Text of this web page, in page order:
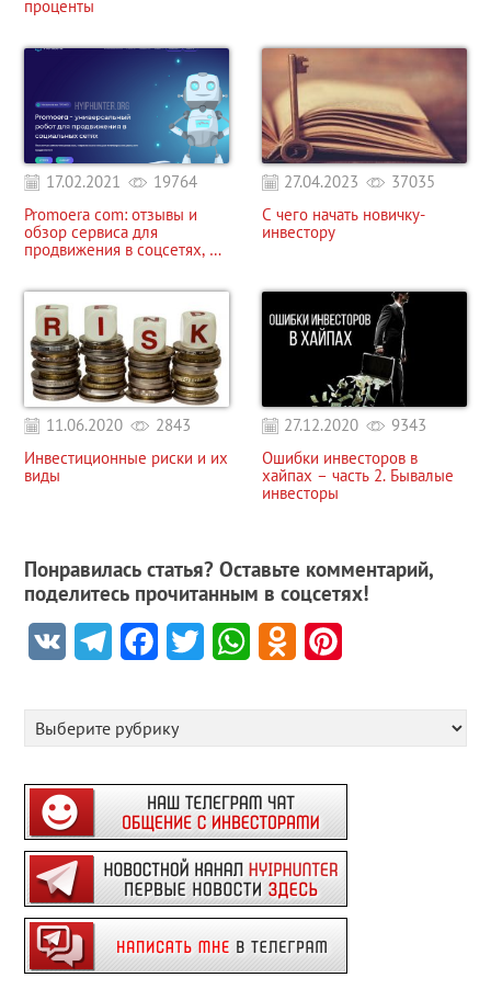
проценты
17.02.2021
19764
Promoera com: отзывы и
обзор сервиса для
продвижения в соцсетях, а
вложений
27.04.2023
37035
С чего начать новичку-
инвестору
11.06.2020
2843
Инвестиционные риски и их
виды
27.12.2020
9343
Ошибки инвесторов в
хайпах – часть 2. Бывалые
инвесторы
Понравилась статья? Оставьте комментарий,
поделитесь прочитанным в соцсетях!
VK TelegramFacebookTwitter WhatsAppOdnoklassniki